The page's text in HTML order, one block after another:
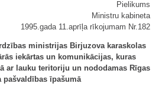
Pielikums
Ministru kabineta
1995.gada 11.aprīļa rīkojumam Nr.182
ministrijas Birjuzova karaskolas
iekārtas un komunikācijas, kuras
ar lauku teritoriju un nododamas Rīgas
pašvaldības īpašumā